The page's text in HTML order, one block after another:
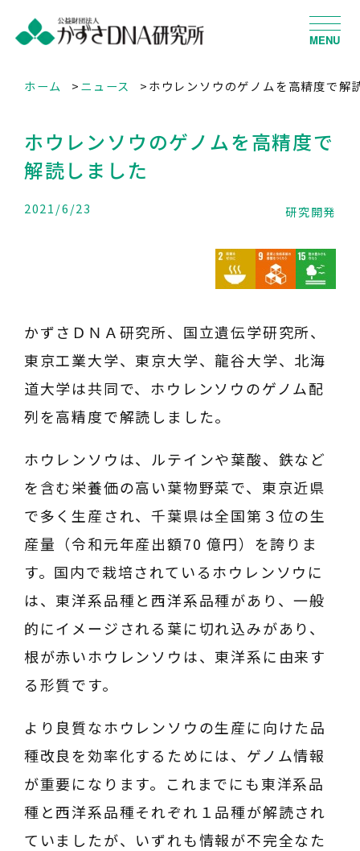
MENU
ホーム ニュース ホウレンソウのゲノムを高精度で解
ホウレンソウのゲノムを高精度で
解読しました
2021/6/23 研究開発
かずさＤＮＡ研究所、国立遺伝学研究所、
東京工業大学、東京大学、龍谷大学、北海
道大学は共同で、ホウレンソウのゲノム配
列を高精度で解読しました。
ホウレンソウは、ルテインや葉酸、鉄など
を含む栄養価の高い葉物野菜で、東京近県
で多く生産され、千葉県は全国第３位の生
産量（令和元年産出額70 億円）を誇りま
す。国内で栽培されているホウレンソウに
は、東洋系品種と西洋系品種があり、一般
的にイメージされる葉に切れ込みがあり、
根が赤いホウレンソウは、東洋系に由来す
る形質です。
より良質なホウレンソウの生産に向けた品
種改良を効率化するためには、ゲノム情報
が重要になります。これまでにも東洋系品
種と西洋系品種それぞれ１品種が解読され
ていましたが、いずれも情報が不完全なた